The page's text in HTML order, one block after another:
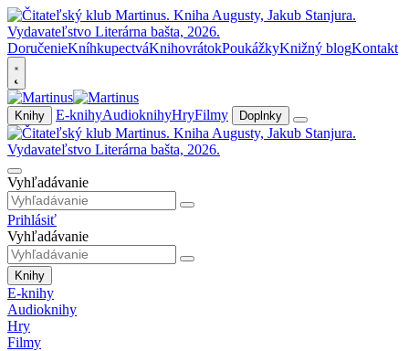
DoručenieKníhkupectváKnihovrátokPoukážkyKnižný blogKontakt
Knihy E-knihyAudioknihyHryFilmy Doplnky
Vyhľadávanie
Prihlásiť
Vyhľadávanie
Knihy
E-knihy
Audioknihy
Hry
Filmy